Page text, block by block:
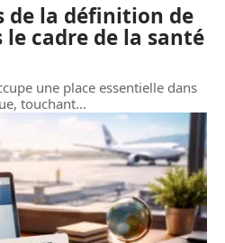
de la définition de
cadre de la santé
une place essentielle dans
touchant…